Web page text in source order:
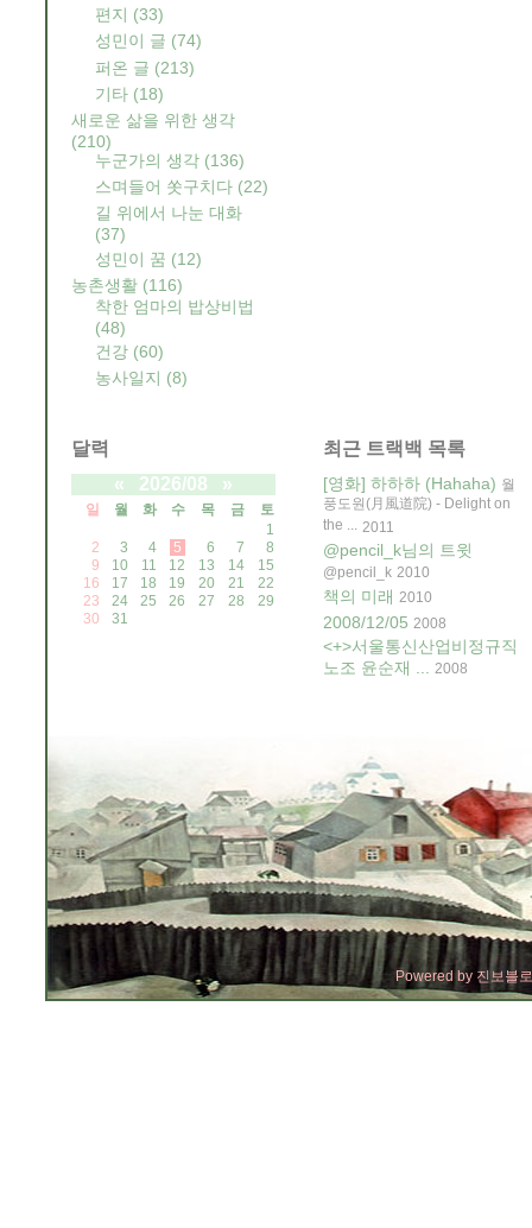
편지 (33)
성민이 글 (74)
퍼온 글 (213)
기타 (18)
새로운 삶을 위한 생각
(210)
누군가의 생각 (136)
스며들어 쏫구치다 (22)
길 위에서 나눈 대화
(37)
성민이 꿈 (12)
농촌생활 (116)
착한 엄마의 밥상비법
(48)
건강 (60)
농사일지 (8)
달력
«
2026/08 »
일 월 화 수 목 금
토
1
2
3 4 5 6 7
8
9
10 11 12 13 14
15
16
17 18 19 20 21
22
23
24 25 26 27 28
29
30
31
최근 트랙백 목록
[영화] 하하하 (Hahaha) 월
풍도원(月風道院) - Delight on
the ... 2011
@pencil_k님의 트윗
@pencil_k 2010
책의 미래 2010
2008/12/05 2008
<+>서울통신산업비정규직
노조 윤순재 ...
2008
Powered by 진보블